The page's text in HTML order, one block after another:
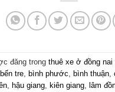
đăng trong thuê xe ở đồng nai
bến tre, bình phước, bình thuận,
, hậu giang, kiên giang, lâm